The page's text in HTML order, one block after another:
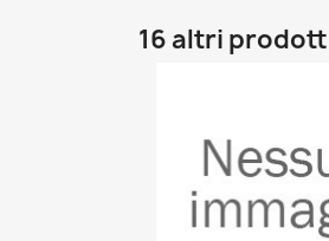
16 altri